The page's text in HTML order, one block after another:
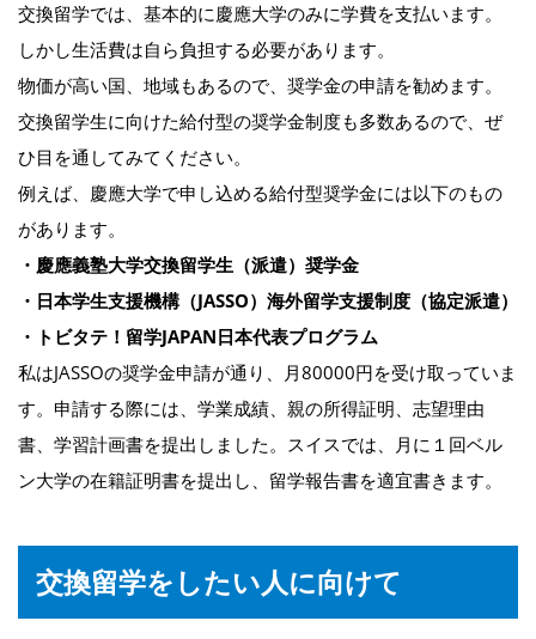
交換留学では、基本的に慶應大学のみに学費を支払います。
しかし生活費は自ら負担する必要があります。
物価が高い国、地域もあるので、奨学金の申請を勧めます。
交換留学生に向けた給付型の奨学金制度も多数あるので、ぜ
ひ目を通してみてください。
例えば、慶應大学で申し込める給付型奨学金には以下のもの
があります。
・慶應義塾大学交換留学生（派遣）奨学金
・日本学生支援機構（JASSO）海外留学支援制度（協定派遣）
・トビタテ！留学JAPAN日本代表プログラム
私はJASSOの奨学金申請が通り、月80000円を受け取っていま
す。申請する際には、学業成績、親の所得証明、志望理由
書、学習計画書を提出しました。スイスでは、月に１回ベル
ン大学の在籍証明書を提出し、留学報告書を適宜書きます。
交換留学をしたい人に向けて